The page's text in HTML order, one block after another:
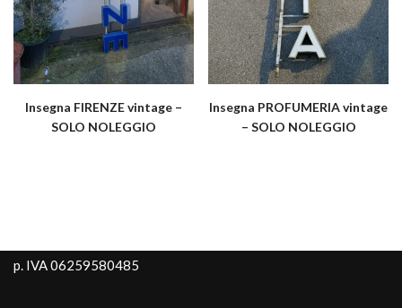
Insegna FIRENZE vintage –
SOLO NOLEGGIO
Insegna PROFUMERIA vintage
– SOLO NOLEGGIO
p. IVA 06259580485